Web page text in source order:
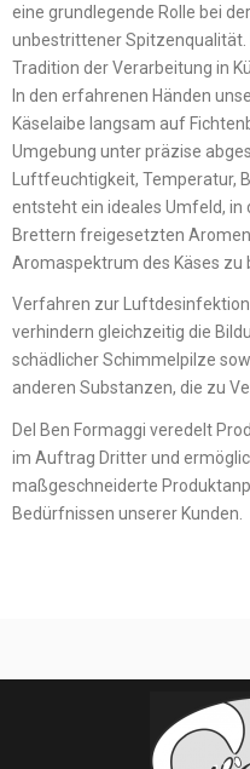
eine grundlegende Rolle bei
unbestrittener Spitzenqualität.
Tradition der Verarbeitung in
In den erfahrenen Händen
Käselaibe langsam auf
Umgebung unter präzise
Luftfeuchtigkeit, Temperatur,
entsteht ein ideales Umfeld, in
Brettern freigesetzten
Aromaspektrum des Käses zu
Verfahren zur
verhindern gleichzeitig die
schädlicher Schimmelpilze
anderen Substanzen, die zu
Del Ben Formaggi veredelt
im Auftrag Dritter und
maßgeschneiderte
Bedürfnissen unserer Kunden.